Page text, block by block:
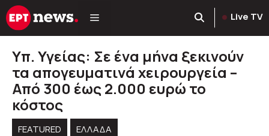
Μετάβαση
σε
Live TV
Υπ. Υγείας: Σε ένα μήνα ξεκινούν
τα απογευματινά χειρουργεία –
Από 300 έως 2.000 ευρώ το
κόστος
FEATURED
ΕΛΛΑΔΑ